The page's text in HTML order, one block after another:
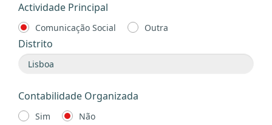
Actividade Principal
Comunicação Social Outra
Distrito
Contabilidade Organizada
Sim Não